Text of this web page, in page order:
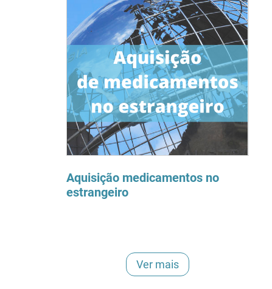
Aquisição medicamentos no
estrangeiro
Ver mais